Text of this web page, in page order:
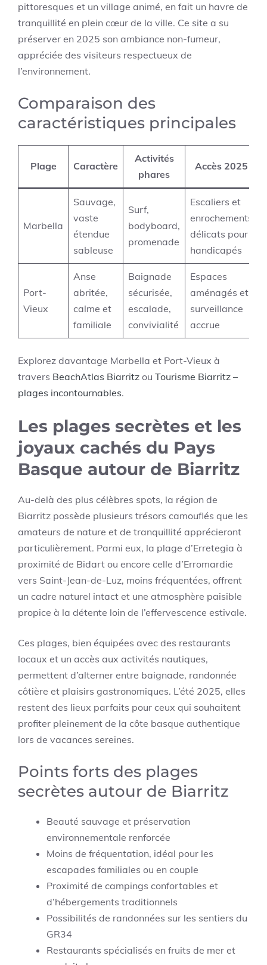
pittoresques et un village animé, en fait un havre de
tranquillité en plein cœur de la ville. Ce site a su
préserver en 2025 son ambiance non-fumeur,
appréciée des visiteurs respectueux de
l’environnement.
Comparaison des
caractéristiques principales
Plage Caractère
Activités
phares
Accès 2025
Marbella
Sauvage,
vaste
étendue
sableuse
Surf,
bodyboard,
promenade
Escaliers et
enrochements
délicats pour
handicapés
Port-
Vieux
Anse
abritée,
calme et
familiale
Baignade
sécurisée,
escalade,
convivialité
Espaces
aménagés et
surveillance
accrue
Explorez davantage Marbella et Port-Vieux à
travers BeachAtlas Biarritz ou Tourisme Biarritz –
plages incontournables.
Les plages secrètes et les
joyaux cachés du Pays
Basque autour de Biarritz
Au-delà des plus célèbres spots, la région de
Biarritz possède plusieurs trésors camouflés que les
amateurs de nature et de tranquillité apprécieront
particulièrement. Parmi eux, la plage d’Erretegia à
proximité de Bidart ou encore celle d’Erromardie
vers Saint-Jean-de-Luz, moins fréquentées, offrent
un cadre naturel intact et une atmosphère paisible
propice à la détente loin de l’effervescence estivale.
Ces plages, bien équipées avec des restaurants
locaux et un accès aux activités nautiques,
permettent d’alterner entre baignade, randonnée
côtière et plaisirs gastronomiques. L’été 2025, elles
restent des lieux parfaits pour ceux qui souhaitent
profiter pleinement de la côte basque authentique
lors de vacances sereines.
Points forts des plages
secrètes autour de Biarritz
Beauté sauvage et préservation
environnementale renforcée
Moins de fréquentation, idéal pour les
escapades familiales ou en couple
Proximité de campings confortables et
d’hébergements traditionnels
Possibilités de randonnées sur les sentiers du
GR34
Restaurants spécialisés en fruits de mer et